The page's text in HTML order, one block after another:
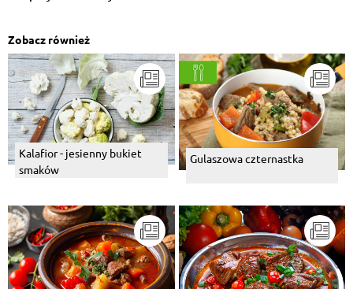
Zobacz również
Kalafior - jesienny bukiet
smaków
Gulaszowa czternastka